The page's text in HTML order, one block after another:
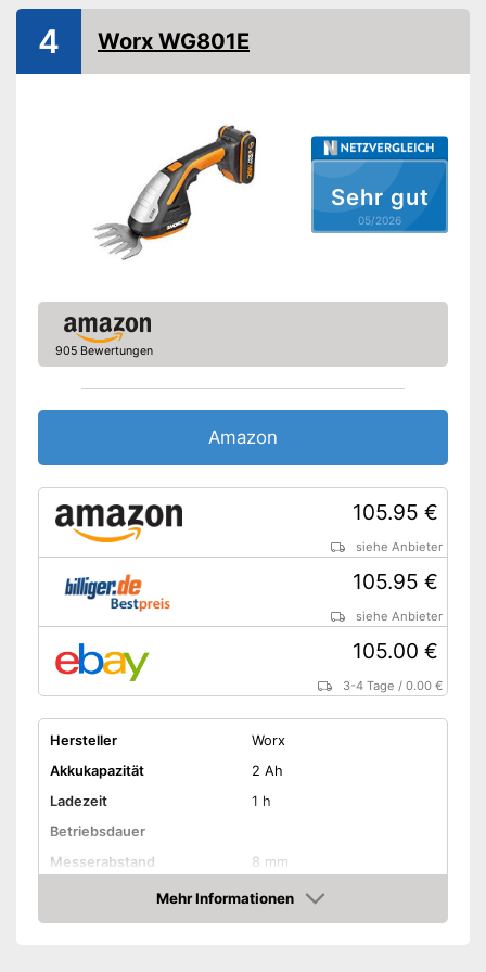
Laufräder
siehe Anbieter
Sehr gut
05/2026
4 Worx WG801E
905 Bewertungen
Amazon
105.95 €
siehe Anbieter
105.95 €
siehe Anbieter
105.00 €
3-4 Tage /0.00 €
Hersteller
Worx
Akkukapazität
2 Ah
Ladezeit
1 h
Betriebsdauer
Messerabstand
8 mm
Strauchmesserlänge
12 cm
Grasmesserlänge
20 cm
Mehr Informationen
Amazon